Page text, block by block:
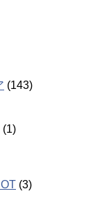
(143)
(1)
(3)